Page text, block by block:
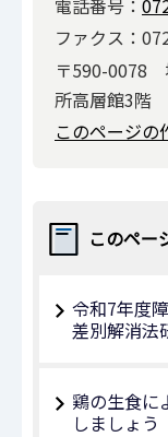
ファクス：
〒590-0078
所高層館3階
このページの
このペー
令和7年度
差別解消法
鶏の生食に
しましょう